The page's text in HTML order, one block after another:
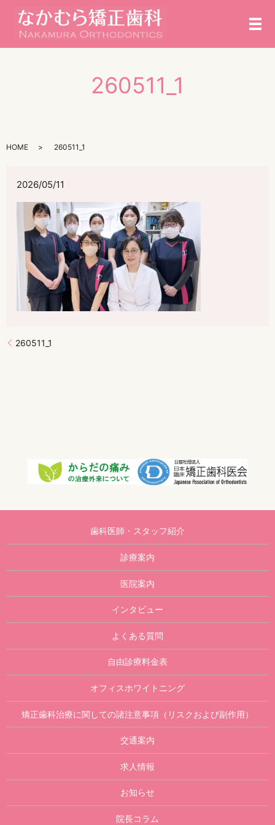
メ
260511_1
HOME 260511_1
2026/05/11
260511_1
歯科医師・スタッフ紹介
診療案内
医院案内
インタビュー
よくある質問
自由診療料金表
オフィスホワイトニング
矯正歯科治療に関しての諸注意事項（リスクおよび副作用）
交通案内
求人情報
お知らせ
院長コラム